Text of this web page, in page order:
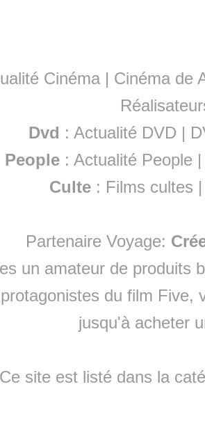
Cinéma | Cinéma de
Dvd : Actualité DVD |
People :Actualité People
Culte : Films cultes
Partenaire Voyage:
un amateur de produits
du film Five,
jusqu'à acheter
Ce site est listé dans la